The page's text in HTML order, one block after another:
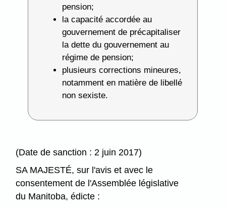
pension;
la capacité accordée au
gouvernement de précapitaliser
la dette du gouvernement au
régime de pension;
plusieurs corrections mineures,
notamment en matière de libellé
non sexiste.
(Date de sanction : 2 juin 2017)
SA MAJESTÉ, sur l'avis et avec le
consentement de l'Assemblée législative
du Manitoba, édicte :